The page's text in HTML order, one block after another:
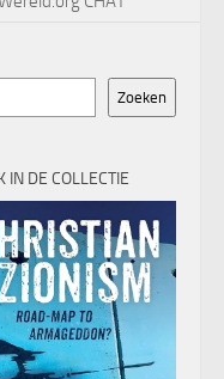
Zoeken
IN DE COLLECTIE